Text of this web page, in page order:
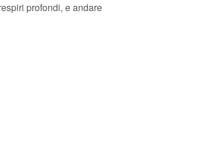
profondi, e andare